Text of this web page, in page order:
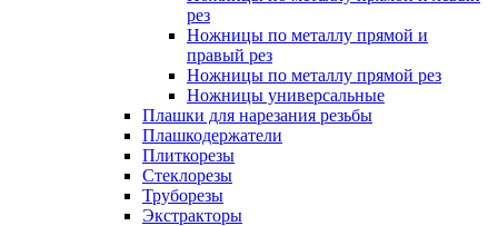
рез
Ножницы по металлу прямой и
правый рез
Ножницы по металлу прямой рез
Ножницы универсальные
Плашки для нарезания резьбы
Плашкодержатели
Плиткорезы
Стеклорезы
Труборезы
Экстракторы